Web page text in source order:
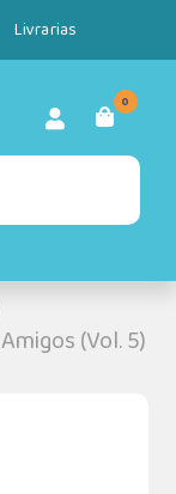
Livrarias
0
(Vol. 5)